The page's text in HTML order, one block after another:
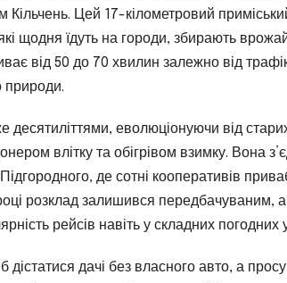
Кільчень. Цей 17-кілометровий
щодня їдуть на городи, збирають
від 50 до 70 хвилин залежно від
природи.
еволюціонуючи від
влітку та обігрівом взимку. Вона
де сотні кооперативів
розклад залишився передбачуваним,
рейсів навіть у складних погодних
дістатися дачі без власного авто, а